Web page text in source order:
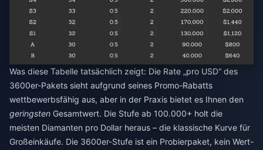
Was diese Tabelle tatsächlich zeigt: Die Rate „pro USD“ des
3600er-Pakets sieht aufgrund seines Promo-Rabatts
wettbewerbsfähig aus, aber in der Praxis bietet es Ihnen den
geringsten Gesamtwert. Die Stufe ab 100.000+ holt die
meisten Diamanten pro Dollar heraus – die klassische Kurve für
Großeinkäufe. Die 3600er-Stufe ist ein Probierpaket, kein Wert-